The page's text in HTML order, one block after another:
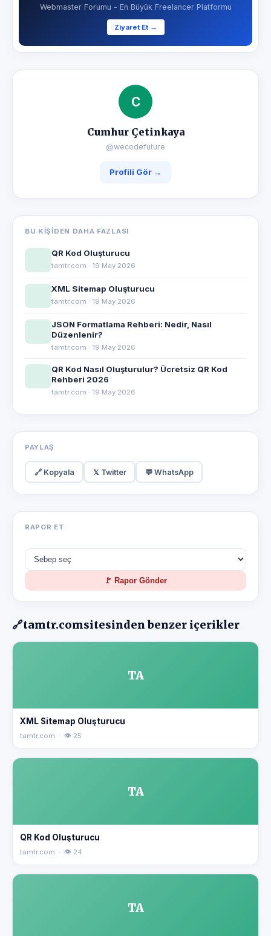
Webmaster Forumu - En Büyük Freelancer Platformu
Ziyaret Et →
C
Cumhur Çetinkaya
@wecodefuture
Profili Gör →
BU KIŞIDEN DAHA FAZLASI
QR Kod Oluşturucu
tamtr.com · 19 May 2026
XML Sitemap Oluşturucu
tamtr.com · 19 May 2026
JSON Formatlama Rehberi: Nedir, Nasıl
Düzenlenir?
tamtr.com · 19 May 2026
QR Kod Nasıl Oluşturulur? Ücretsiz QR Kod
Rehberi 2026
tamtr.com · 19 May 2026
PAYLAŞ
🔗 Kopyala 𝕏 Twitter 💬 WhatsApp
RAPOR ET
🚩 Rapor Gönder
🔗tamtr.comsitesinden benzer içerikler
TA
XML Sitemap Oluşturucu
tamtr.com · 👁 25
TA
QR Kod Oluşturucu
tamtr.com · 👁 24
TA